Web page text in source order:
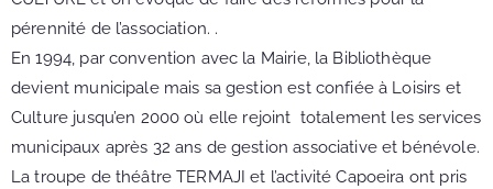
pérennité de l’association. .
En 1994, par convention avec la Mairie, la Bibliothèque
devient municipale mais sa gestion est confiée à Loisirs et
Culture jusqu’en 2000 où elle rejoint totalement les services
municipaux après 32 ans de gestion associative et bénévole.
La troupe de théâtre TERMAJI et l’activité Capoeira ont pris